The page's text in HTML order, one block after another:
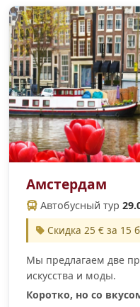
Амстердам
Автобусный тур
Скидка 25 € за 15
Мы предлагаем две
искусства и моды.
Коротко, но со